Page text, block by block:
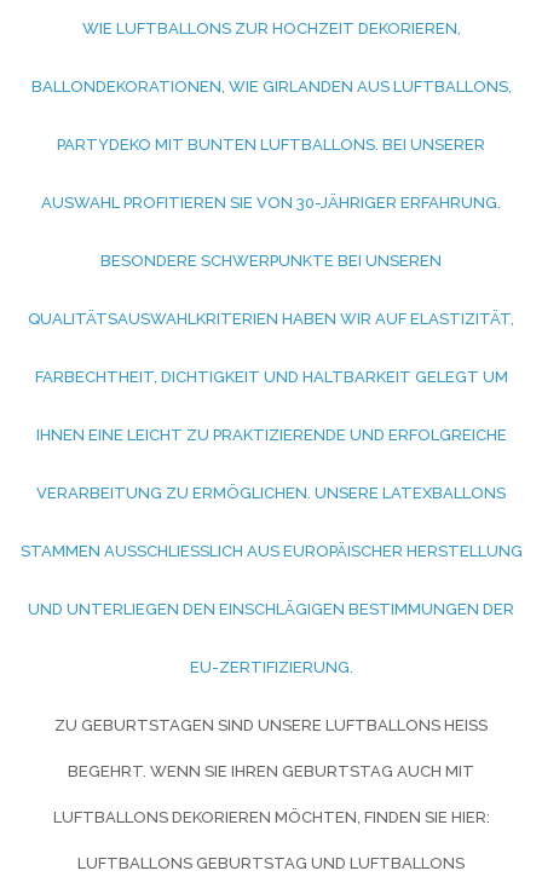
IE LUFTBALLONS ZUR HOCHZEIT DEKORIEREN, B
ALLONDEKORATIONEN, WIE GIRLANDEN AUS LUFTBALLONS, P
ARTYDEKO MIT BUNTEN LUFTBALLONS. BEI UNSERER A
USWAHL PROFITIEREN SIE VON 30-JÄHRIGER ERFAHRUNG. B
ESONDERE SCHWERPUNKTE BEI UNSEREN Q
UALITÄTSAUSWAHLKRITERIEN HABEN WIR AUF ELASTIZITÄT, F
ARBECHTHEIT, DICHTIGKEIT UND HALTBARKEIT GELEGT UM I
HNEN EINE LEICHT ZU PRAKTIZIERENDE UND ERFOLGREICHE V
ERARBEITUNG ZU ERMÖGLICHEN. UNSERE LATEXBALLONS S
TAMMEN AUSSCHLIESSLICH AUS EUROPÄISCHER HERSTELLUNG UN
D UNTERLIEGEN DEN EINSCHLÄGIGEN BESTIMMUNGEN DER EU
-ZERTIFIZIERUNG.
ZU GEBURTSTAGEN SIND UNSERE LUFTBALLONS HEISS B
EGEHRT. WENN SIE IHREN GEBURTSTAG AUCH MIT L
UFTBALLONS DEKORIEREN MÖCHTEN, FINDEN SIE HIER:
LUFTBALLONS GEBURTSTAG UND LUFTBALLONS